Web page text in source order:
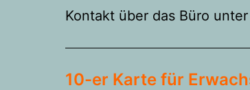
Kontakt über das Büro unter
10-er Karte für